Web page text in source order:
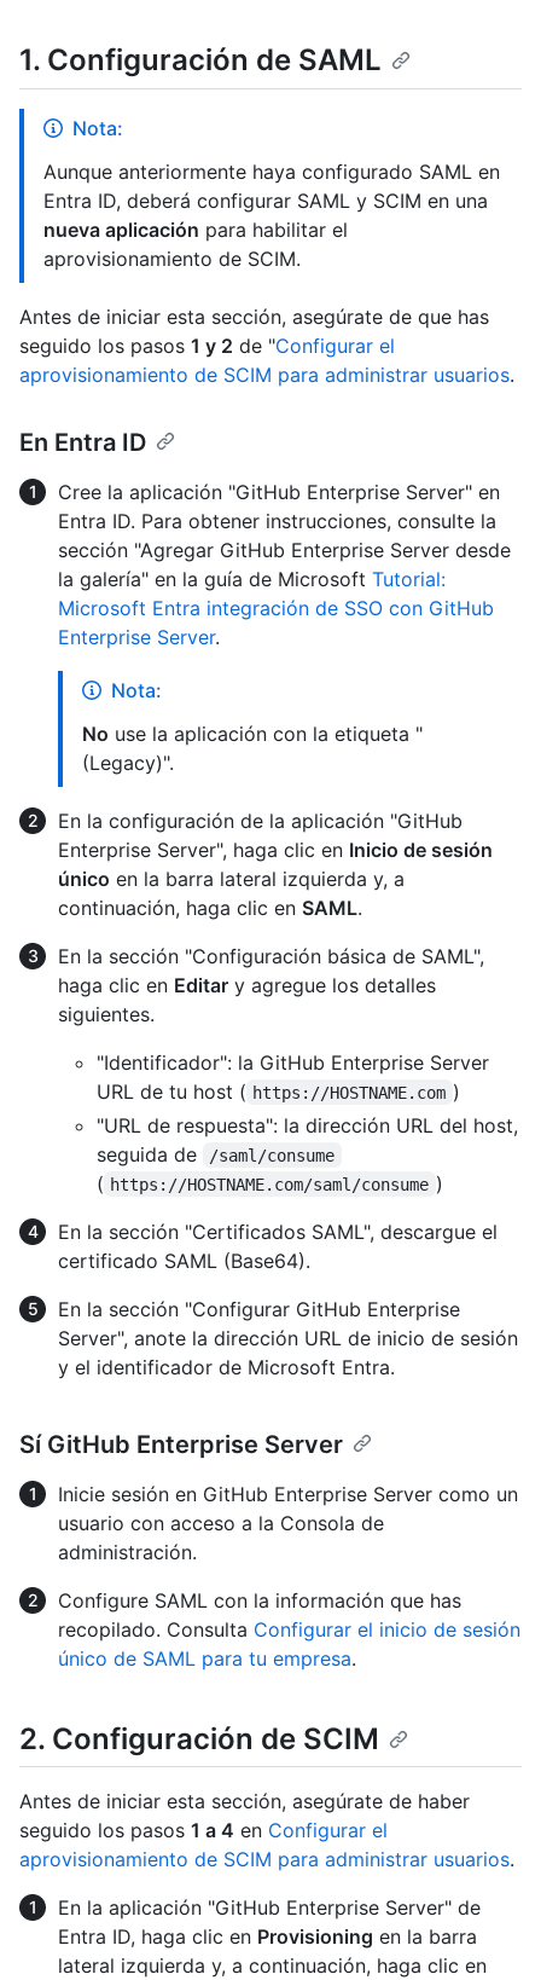
1. Configuración de SAML
Nota:
Aunque anteriormente haya configurado SAML en
Entra ID, deberá configurar SAML y SCIM en una
nueva aplicación para habilitar el
aprovisionamiento de SCIM.
Antes de iniciar esta sección, asegúrate de que has
seguido los pasos 1 y 2 de "Configurar el
aprovisionamiento de SCIM para administrar usuarios.
En Entra ID
Cree la aplicación "GitHub Enterprise Server" en
Entra ID. Para obtener instrucciones, consulte la
sección "Agregar GitHub Enterprise Server desde
la galería" en la guía de Microsoft Tutorial:
Microsoft Entra integración de SSO con GitHub
Enterprise Server.
Nota:
No use la aplicación con la etiqueta "
(Legacy)".
En la configuración de la aplicación "GitHub
Enterprise Server", haga clic en Inicio de sesión
único en la barra lateral izquierda y, a
continuación, haga clic en SAML.
En la sección "Configuración básica de SAML",
haga clic en Editar y agregue los detalles
siguientes.
"Identificador": la GitHub Enterprise Server
URL de tu host ( https://HOSTNAME.com )
"URL de respuesta": la dirección URL del host,
seguida de
/saml/consume
( https://HOSTNAME.com/saml/consume )
En la sección "Certificados SAML", descargue el
certificado SAML (Base64).
En la sección "Configurar GitHub Enterprise
Server", anote la dirección URL de inicio de sesión
y el identificador de Microsoft Entra.
Sí GitHub Enterprise Server
Inicie sesión en GitHub Enterprise Server como un
usuario con acceso a la Consola de
administración.
Configure SAML con la información que has
recopilado. Consulta Configurar el inicio de sesión
único de SAML para tu empresa.
2. Configuración de SCIM
Antes de iniciar esta sección, asegúrate de haber
seguido los pasos 1 a 4 en Configurar el
aprovisionamiento de SCIM para administrar usuarios.
En la aplicación "GitHub Enterprise Server" de
Entra ID, haga clic en Provisioning en la barra
lateral izquierda y, a continuación, haga clic en